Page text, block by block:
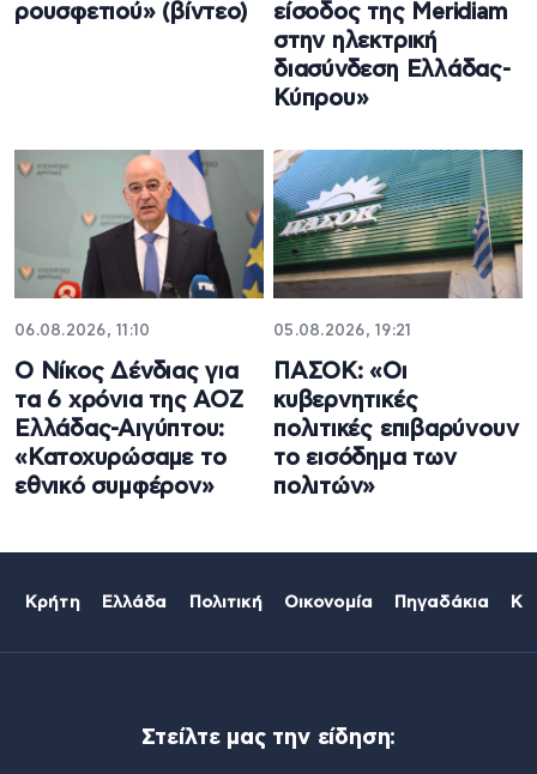
ρουσφετιού» (βίντεο)
είσοδος της Meridiam
στην ηλεκτρική
διασύνδεση Ελλάδας-
Κύπρου»
06.08.2026, 11:10
Ο Νίκος Δένδιας για
τα 6 χρόνια της ΑΟΖ
Ελλάδας-Αιγύπτου:
«Κατοχυρώσαμε το
εθνικό συμφέρον»
05.08.2026, 19:21
ΠΑΣΟΚ: «Οι
κυβερνητικές
πολιτικές επιβαρύνουν
το εισόδημα των
πολιτών»
Κρήτη Ελλάδα Πολιτική Οικονομία Πηγαδάκια
Στείλτε μας την είδηση: